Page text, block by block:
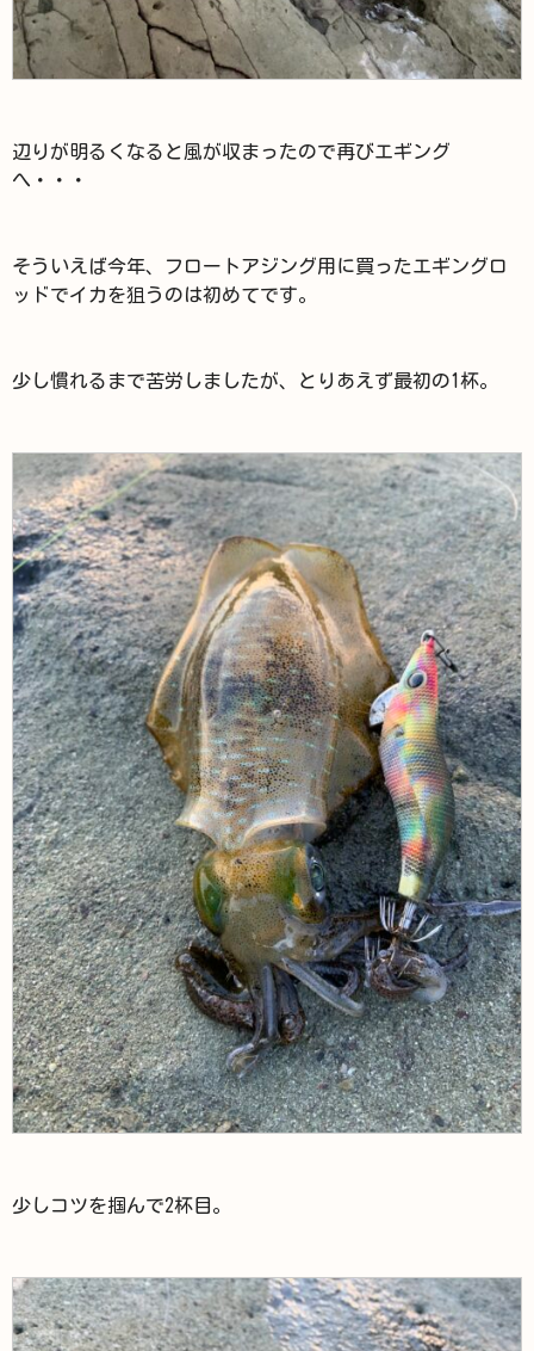
辺りが明るくなると風が収まったので再びエギング
へ・・・
そういえば今年、フロートアジング用に買ったエギングロ
ッドでイカを狙うのは初めてです。
少し慣れるまで苦労しましたが、とりあえず最初の1杯。
少しコツを掴んで2杯目。